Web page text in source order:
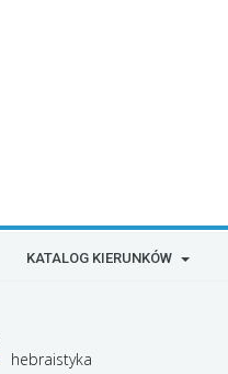
KATALOG KIERUNKÓW
hebraistyka